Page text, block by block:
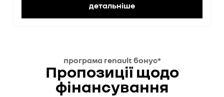
детальніше
програма renault бонус*
Пропозиції щодо
фінансування